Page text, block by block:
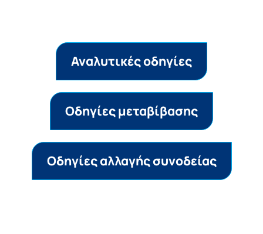
Αναλυτικές οδηγίες
Οδηγίες μεταβίβασης
Oδηγίες αλλαγής συνοδείας